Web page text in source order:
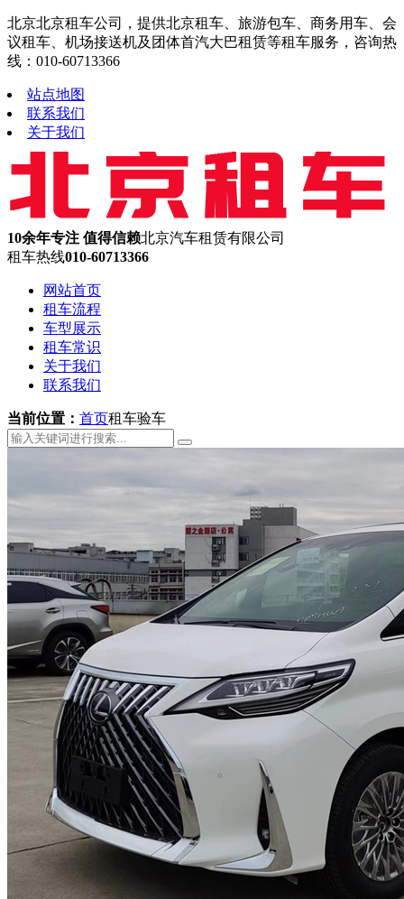
北京北京租车公司，提供北京租车、旅游包车、商务用车、会
议租车、机场接送机及团体首汽大巴租赁等租车服务，咨询热
线：010-60713366
站点地图
联系我们
关于我们
10余年专注 值得信赖北京汽车租赁有限公司
租车热线010-60713366
网站首页
租车流程
车型展示
租车常识
关于我们
联系我们
当前位置： 首页租车验车